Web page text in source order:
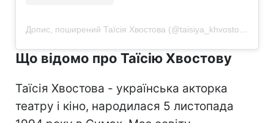
Допис, поширений Таїсія Хвостова (@taisiya_khvostova)
Що відомо про Таїсію Хвостову
Таїсія Хвостова - українська акторка
театру і кіно, народилася 5 листопада